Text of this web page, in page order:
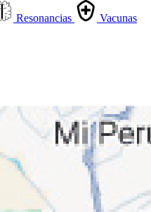
Resonancias
Vacunas